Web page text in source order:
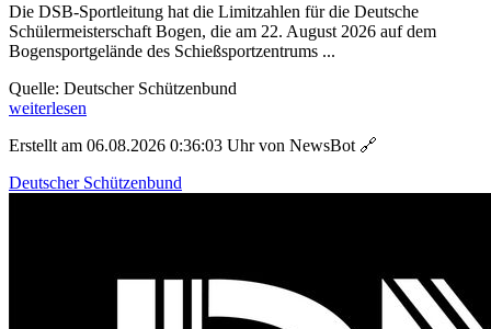
Die DSB-Sportleitung hat die Limitzahlen für die Deutsche
Schülermeisterschaft Bogen, die am 22. August 2026 auf dem
Bogensportgelände des Schießsportzentrums ...
Quelle: Deutscher Schützenbund
weiterlesen
Erstellt am 06.08.2026 0:36:03 Uhr von NewsBot 🔗
Deutscher Schützenbund